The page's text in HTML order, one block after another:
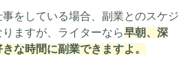
をしている場合、副業とのスケジ
ますが、ライターなら早朝、深
な時間に副業できますよ。